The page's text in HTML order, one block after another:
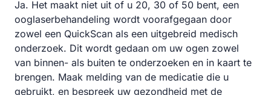
Ja. Het maakt niet uit of u 20, 30 of 50 bent, een
ooglaserbehandeling wordt voorafgegaan door
zowel een QuickScan als een uitgebreid medisch
onderzoek. Dit wordt gedaan om uw ogen zowel
van binnen- als buiten te onderzoeken en in kaart te
brengen. Maak melding van de medicatie die u
gebruikt, en bespreek uw gezondheid met de